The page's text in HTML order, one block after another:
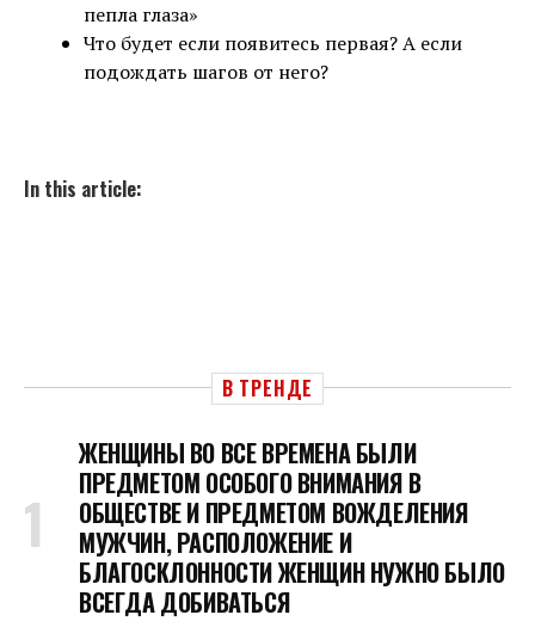
пепла глаза»
Что будет если появитесь первая? А если
подождать шагов от него?
In this article:
В ТРЕНДЕ
ЖЕНЩИНЫ ВО ВСЕ ВРЕМЕНА БЫЛИ
ПРЕДМЕТОМ ОСОБОГО ВНИМАНИЯ В
ОБЩЕСТВЕ И ПРЕДМЕТОМ ВОЖДЕЛЕНИЯ
МУЖЧИН, РАСПОЛОЖЕНИЕ И
БЛАГОСКЛОННОСТИ ЖЕНЩИН НУЖНО БЫЛО
ВСЕГДА ДОБИВАТЬСЯ